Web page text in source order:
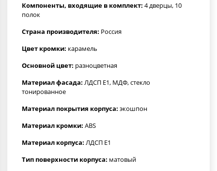
Компоненты, входящие в комплект: 4 дверцы, 10
полок
Страна производителя: Россия
Цвет кромки: карамель
Основной цвет: разноцветная
Материал фасада: ЛДСП Е1, МДФ, стекло
тонированное
Материал покрытия корпуса: экошпон
Материал кромки: ABS
Материал корпуса: ЛДСП Е1
Тип поверхности корпуса: матовый